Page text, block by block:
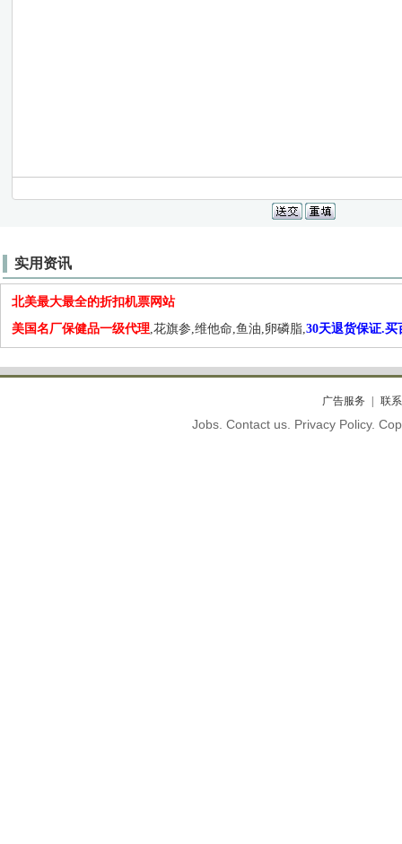
实用资讯
北美最大最全的折扣机票网站
美国名厂保健品一级代理,花旗参,维他命,鱼油,卵磷脂,30天退货保证.买
广告服务 联
Jobs. Contact us. Privacy Policy.